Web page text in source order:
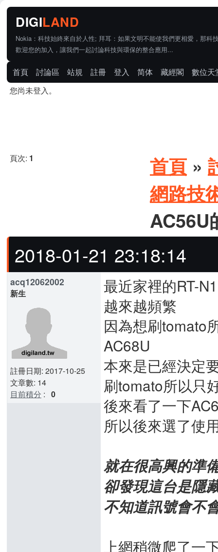
Nokia：科技始終來自於人性; 拜耳：如果文明不能使我們更相愛，那科
歡迎您的加入，讓我們一起討論科技與環保的整合應用...
首頁 討論區 站規 註冊 登入 简体 藏經閣
數位天
您尚未登入。
頁次: 1 首頁 »
網路技
AC56U
2018-01-21 23:18:14
acq12062002
新生
註冊日期: 2017-10-25
文章數: 14
目前積分 : 0
最近家裡的RT-
越來越頻繁
因為想刷tomato
AC68U
本來是已經決定
刷tomato所以只
後來看了一下
所以後來選了使
就在很高興的準
卻發現這台是隱
不知道訊號會不
上網稍微爬了一